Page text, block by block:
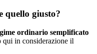
quello giusto?
ordinario semplificato
qui in considerazione il